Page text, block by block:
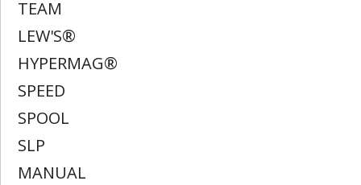
TEAM
LEW'S®
HYPERMAG®
SPEED
SPOOL
SLP
MANUAL